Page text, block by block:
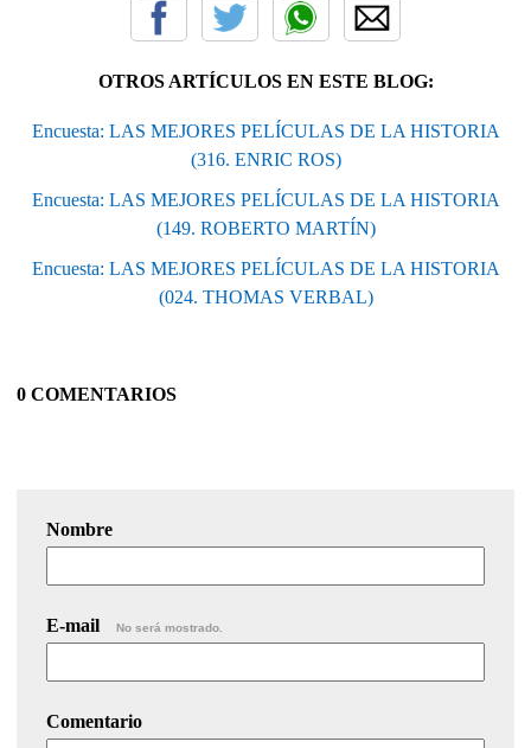
OTROS ARTÍCULOS EN ESTE BLOG:
Encuesta: LAS MEJORES PELÍCULAS DE LA HISTORIA
(316. ENRIC ROS)
Encuesta: LAS MEJORES PELÍCULAS DE LA HISTORIA
(149. ROBERTO MARTÍN)
Encuesta: LAS MEJORES PELÍCULAS DE LA HISTORIA
(024. THOMAS VERBAL)
0 COMENTARIOS
Nombre
E-mail No será mostrado.
Comentario